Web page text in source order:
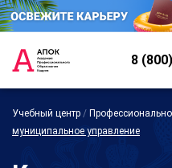
8
Учебный центр /
муниципальное управление